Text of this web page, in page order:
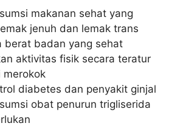
makanan sehat yang
jenuh dan lemak trans
berat badan yang sehat
aktivitas fisik secara teratur
merokok
diabetes dan penyakit ginjal
obat penurun trigliserida